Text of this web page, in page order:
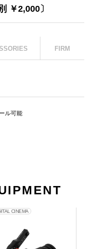
￥2,000〕
FIRM
ル可能
CINEMA